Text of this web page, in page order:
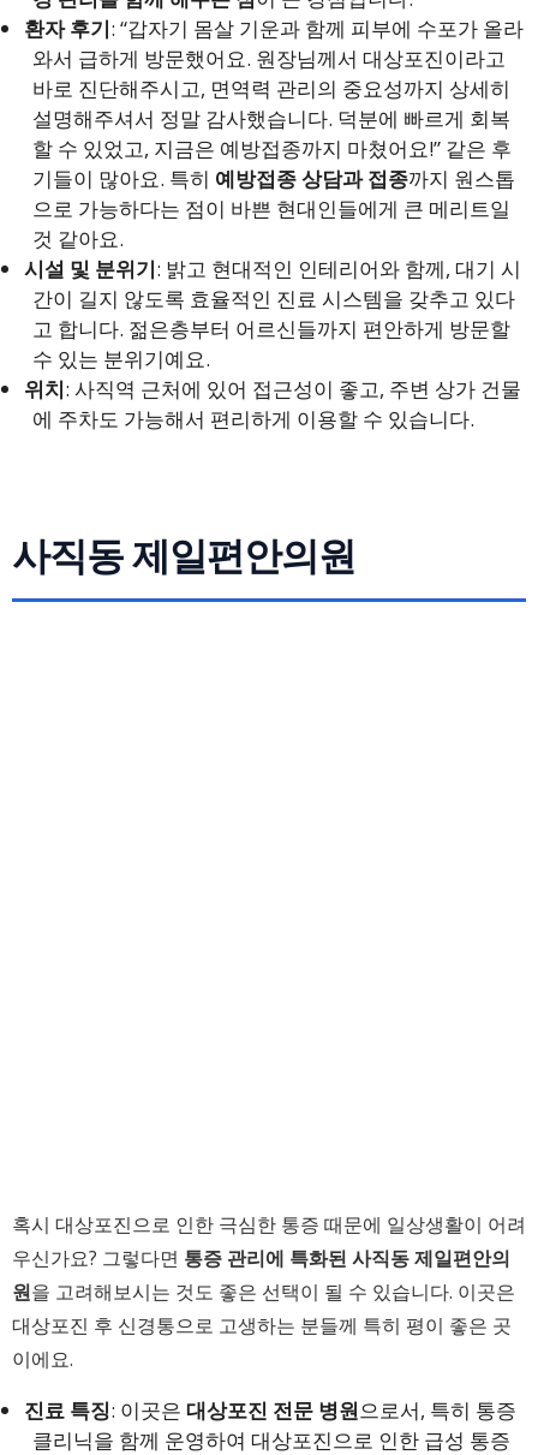
환자 후기: “갑자기 몸살 기운과 함께 피부에 수포가 올라
와서 급하게 방문했어요. 원장님께서 대상포진이라고
바로 진단해주시고, 면역력 관리의 중요성까지 상세히
설명해주셔서 정말 감사했습니다. 덕분에 빠르게 회복
할 수 있었고, 지금은 예방접종까지 마쳤어요!” 같은 후
기들이 많아요. 특히 예방접종 상담과 접종까지 원스톱
으로 가능하다는 점이 바쁜 현대인들에게 큰 메리트일
것 같아요.
시설 및 분위기: 밝고 현대적인 인테리어와 함께, 대기 시
간이 길지 않도록 효율적인 진료 시스템을 갖추고 있다
고 합니다. 젊은층부터 어르신들까지 편안하게 방문할
수 있는 분위기예요.
위치: 사직역 근처에 있어 접근성이 좋고, 주변 상가 건물
에 주차도 가능해서 편리하게 이용할 수 있습니다.
사직동 제일편안의원
혹시 대상포진으로 인한 극심한 통증 때문에 일상생활이 어려
우신가요? 그렇다면 통증 관리에 특화된 사직동 제일편안의
원을 고려해보시는 것도 좋은 선택이 될 수 있습니다. 이곳은
대상포진 후 신경통으로 고생하는 분들께 특히 평이 좋은 곳
이에요.
진료 특징: 이곳은대상포진 전문 병원으로서, 특히 통증
클리닉을 함께 운영하여 대상포진으로 인한 급성 통증